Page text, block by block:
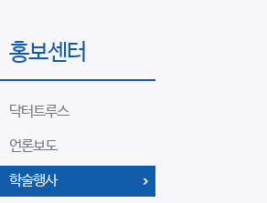
이
션
홍보센터
닥터트루스
언론보도
학술행사